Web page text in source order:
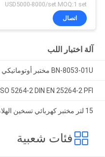
USD5000-8000/set MOQ:1 set
اتصال
آلة اختبار اللب
BN-8053-01U مختبر أوتوماتيكي سريع كوتين قطعة الخضروات
ISO 5264-2 DIN EN 25264-2 PFI نوع مصفاة الخضروات
15 لتر مختبر كهربائي تسخين الهلام الهضم (هلام الهلام الدوار)
فئات شعبية